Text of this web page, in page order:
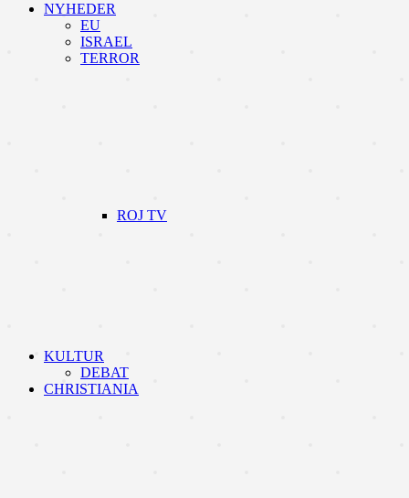
NYHEDER
EU
ISRAEL
TERROR
ROJ TV
KULTUR
DEBAT
CHRISTIANIA